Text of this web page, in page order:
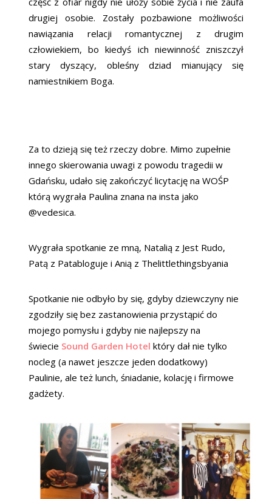
drugiej osobie. Zostały pozbawione możliwości
nawiązania relacji romantycznej z drugim
człowiekiem, bo kiedyś ich niewinność zniszczył
stary dyszący, obleśny dziad mianujący się
namiestnikiem Boga.
Za to dzieją się też rzeczy dobre. Mimo zupełnie
innego skierowania uwagi z powodu tragedii w
Gdańsku, udało się zakończyć licytację na WOŚP
którą wygrała Paulina znana na insta jako
@vedesica.
Wygrała spotkanie ze mną, Natalią z Jest Rudo,
Patą z Patabloguje i Anią z Thelittlethingsbyania
Spotkanie nie odbyło by się, gdyby dziewczyny nie
zgodziły się bez zastanowienia przystąpić do
mojego pomysłu i gdyby nie najlepszy na
świecie Sound Garden Hotel który dał nie tylko
nocleg (a nawet jeszcze jeden dodatkowy)
Paulinie, ale też lunch, śniadanie, kolację i firmowe
gadżety.